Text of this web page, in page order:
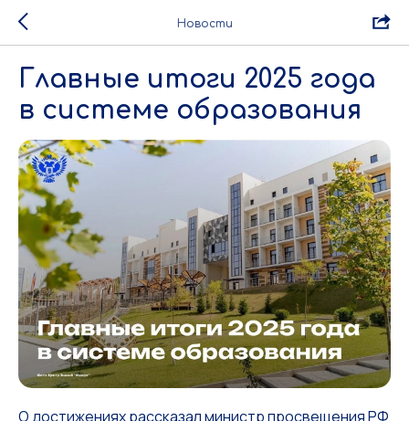
Новости
️Главные итоги 2025 года
в системе образования
О достижениях рассказал министр просвещения РФ